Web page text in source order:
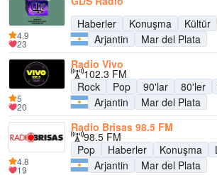
Haberler
Konuşma
Kültür
Arjantin
Mar del Plata
4.9
23
Radio Vivo
102.3 FM
Rock
Pop 90'lar 80'ler
Arjantin
Mar del Plata
5
20
Radio Brisas 98.5 FM
98.5 FM
Pop
Haberler Konuşma
Arjantin
Mar del Plata
4.8
19